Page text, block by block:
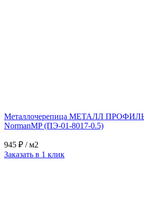
Металлочерепица МЕТАЛЛ ПРОФИЛЬ
NormanMP (ПЭ-01-8017-0.5)
945 ₽ / м2
Заказать в 1 клик